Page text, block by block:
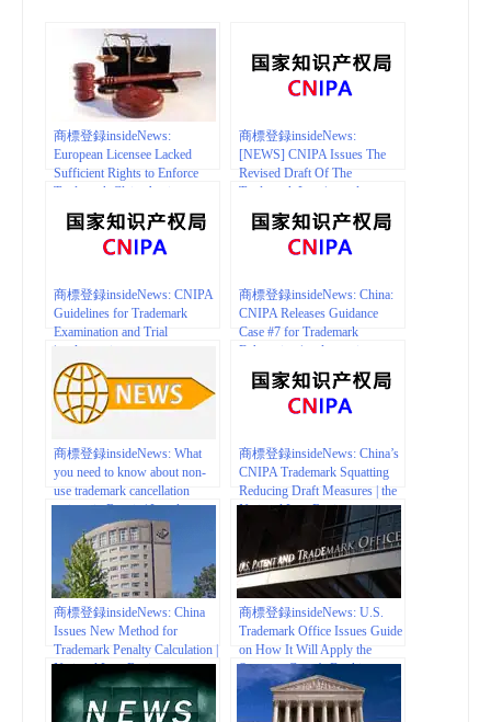
商標登録insideNews:
European Licensee Lacked
Sufficient Rights to Enforce
Trademark Claim Against
Kardashian Sisters | Dorsey &
Whitney LLP – JDSupra
商標登録insideNews:
[NEWS] CNIPA Issues The
Revised Draft Of The
Trademark Law | mondaq.com
商標登録insideNews: CNIPA
Guidelines for Trademark
Examination and Trial
| natlawreview.com
商標登録insideNews: China:
CNIPA Releases Guidance
Case #7 for Trademark
Exhaustion | natlawreview.com
商標登録insideNews: What
you need to know about non-
use trademark cancellation
actions in Russia | Lexology
商標登録insideNews: China’s
CNIPA Trademark Squatting
Reducing Draft Measures | the
National Law Review
商標登録insideNews: China
Issues New Method for
Trademark Penalty Calculation |
National Law Review
商標登録insideNews: U.S.
Trademark Office Issues Guide
on How It Will Apply the
Supreme Court’s Booking.com
Decision to Examination of
Relevant Applications | Mintz –